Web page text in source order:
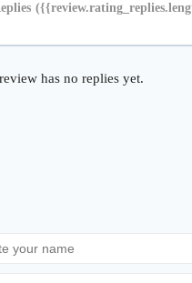
has no replies yet.